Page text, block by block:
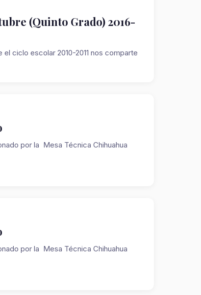
(Quinto Grado) 2016-
ciclo escolar 2010-2011 nos comparte
por la Mesa Técnica Chihuahua
por la Mesa Técnica Chihuahua